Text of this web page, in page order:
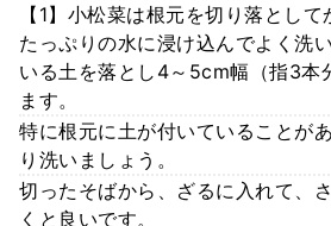
【1】小松菜は根元を切り落とし
たっぷりの水に浸け込んでよく洗
いる土を落とし4～5cm幅（指3本
ます。
特に根元に土が付いていることが
り洗いましょう。
切ったそばから、ざるに入れて、
くと良いです。